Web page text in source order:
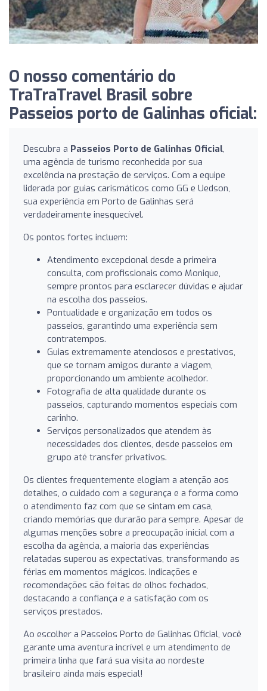
O nosso comentário do
TraTraTravel Brasil sobre
Passeios porto de Galinhas oficial:
Descubra a Passeios Porto de Galinhas Oficial,
uma agência de turismo reconhecida por sua
excelência na prestação de serviços. Com a equipe
liderada por guias carismáticos como GG e Uedson,
sua experiência em Porto de Galinhas será
verdadeiramente inesquecível.
Os pontos fortes incluem:
Atendimento excepcional desde a primeira
consulta, com profissionais como Monique,
sempre prontos para esclarecer dúvidas e ajudar
na escolha dos passeios.
Pontualidade e organização em todos os
passeios, garantindo uma experiência sem
contratempos.
Guias extremamente atenciosos e prestativos,
que se tornam amigos durante a viagem,
proporcionando um ambiente acolhedor.
Fotografia de alta qualidade durante os
passeios, capturando momentos especiais com
carinho.
Serviços personalizados que atendem às
necessidades dos clientes, desde passeios em
grupo até transfer privativos.
Os clientes frequentemente elogiam a atenção aos
detalhes, o cuidado com a segurança e a forma como
o atendimento faz com que se sintam em casa,
criando memórias que durarão para sempre. Apesar de
algumas menções sobre a preocupação inicial com a
escolha da agência, a maioria das experiências
relatadas superou as expectativas, transformando as
férias em momentos mágicos. Indicações e
recomendações são feitas de olhos fechados,
destacando a confiança e a satisfação com os
serviços prestados.
Ao escolher a Passeios Porto de Galinhas Oficial, você
garante uma aventura incrível e um atendimento de
primeira linha que fará sua visita ao nordeste
brasileiro ainda mais especial!